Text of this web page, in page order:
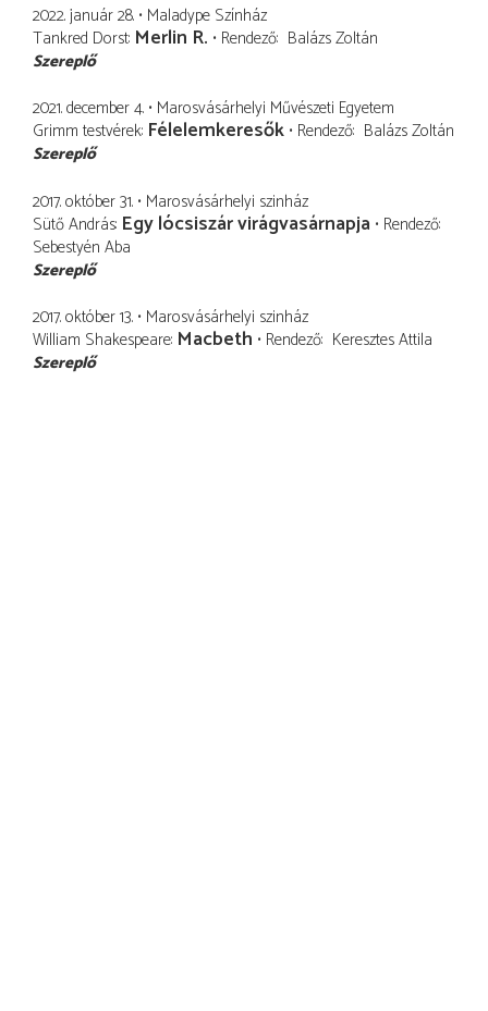
2022. január 28. Maladype Színház
Tankred Dorst Merlin R. Rendező Balázs Zoltán
Szereplő
2021. december 4. Marosvásárhelyi Művészeti Egyetem
Grimm testvérek Félelemkeresők Rendező Balázs Zoltán
Szereplő
2017. október 31. Marosvásárhelyi szinház
Sütő András Egy lócsiszár virágvasárnapja Rendező
Sebestyén Aba
Szereplő
2017. október 13. Marosvásárhelyi szinház
William Shakespeare Macbeth Rendező Keresztes Attila
Szereplő